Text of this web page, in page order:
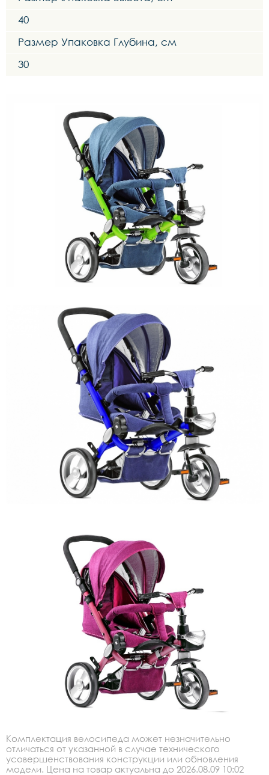
40
Размер Упаковка Глубина, см
30
Комплектация велосипеда может незначительно
отличаться от указанной в случае технического
усовершенствования конструкции или обновления
модели. Цена на товар актуальна до 2026.08.09 10:02